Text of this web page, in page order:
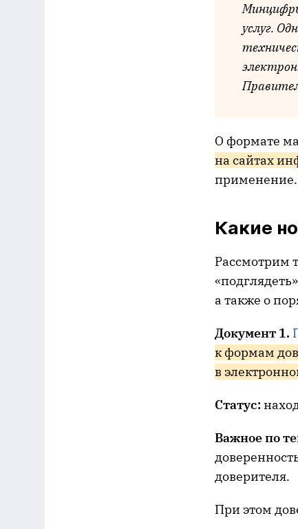
услуг.
О формате
на сайтах
применение.
Какие
Рассмотрим
а также о
Документ 1.
к формам
в
Статус:
Важное по
доверителя.
При этом